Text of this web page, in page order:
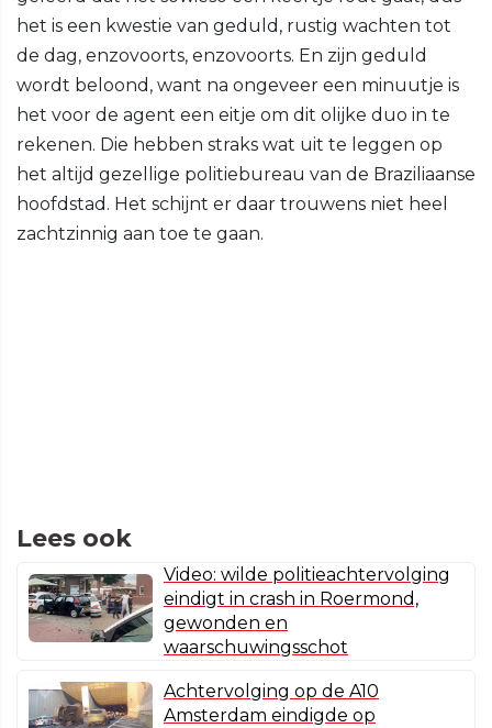
het is een kwestie van geduld, rustig wachten tot
de dag, enzovoorts, enzovoorts. En zijn geduld
wordt beloond, want na ongeveer een minuutje is
het voor de agent een eitje om dit olijke duo in te
rekenen. Die hebben straks wat uit te leggen op
het altijd gezellige politiebureau van de Braziliaanse
hoofdstad. Het schijnt er daar trouwens niet heel
zachtzinnig aan toe te gaan.
Lees ook
Video: wilde politieachtervolging
eindigt in crash in Roermond,
gewonden en
waarschuwingsschot
Achtervolging op de A10
Amsterdam eindigde op